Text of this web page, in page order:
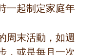
一起制定家庭年
周末活動，如週
，或是每月一次